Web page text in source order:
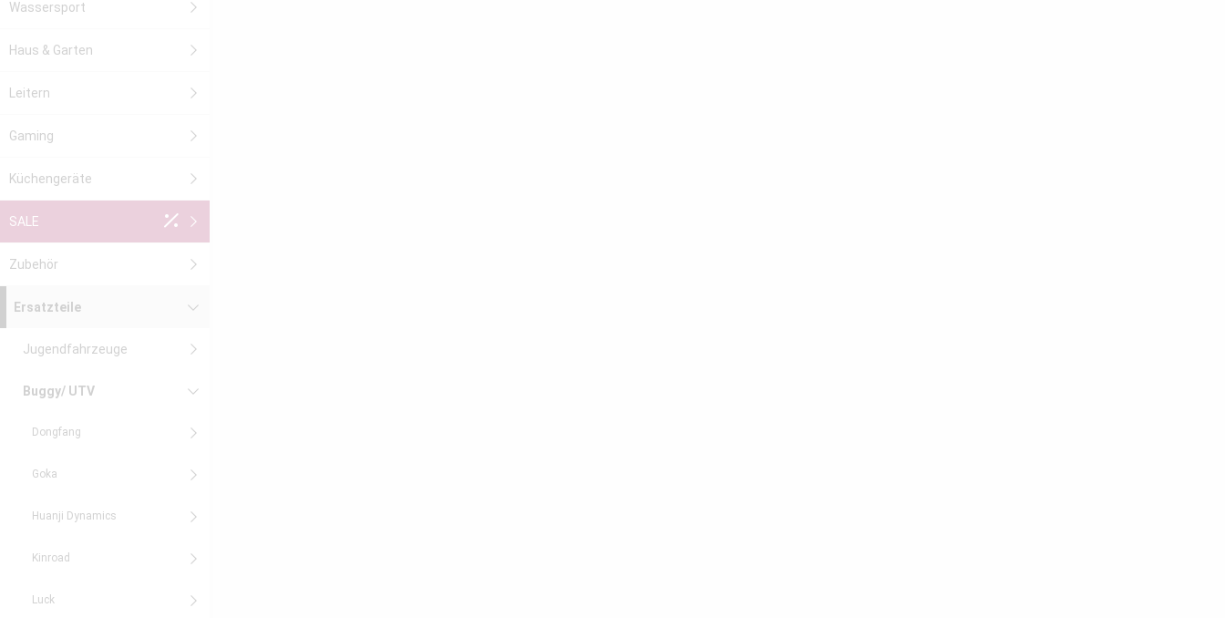
Wassersport
Haus & Garten
Leitern
Gaming
Küchengeräte
SALE
Zubehör
Ersatzteile
Jugendfahrzeuge
Buggy/ UTV
Dongfang
Goka
Huanji Dynamics
Kinroad
Luck